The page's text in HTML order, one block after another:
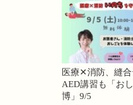
医療✕消防、縫
AED講習も「お
博」9/5